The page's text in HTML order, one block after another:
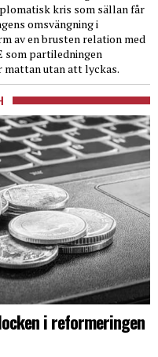
kris som sällan får
omsvängning i
av en brusten relation med
som partiledningen
mattan utan att lyckas.
i reformeringen